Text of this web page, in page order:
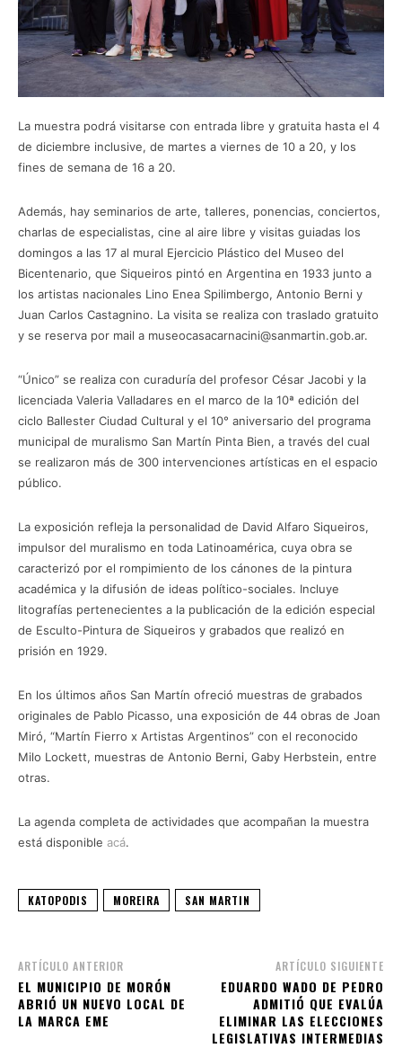
La muestra podrá visitarse con entrada libre y gratuita hasta el 4
de diciembre inclusive, de martes a viernes de 10 a 20, y los
fines de semana de 16 a 20.
Además, hay seminarios de arte, talleres, ponencias, conciertos,
charlas de especialistas, cine al aire libre y visitas guiadas los
domingos a las 17 al mural Ejercicio Plástico del Museo del
Bicentenario, que Siqueiros pintó en Argentina en 1933 junto a
los artistas nacionales Lino Enea Spilimbergo, Antonio Berni y
Juan Carlos Castagnino. La visita se realiza con traslado gratuito
y se reserva por mail a museocasacarnacini@sanmartin.gob.ar.
“Único” se realiza con curaduría del profesor César Jacobi y la
licenciada Valeria Valladares en el marco de la 10ª edición del
ciclo Ballester Ciudad Cultural y el 10° aniversario del programa
municipal de muralismo San Martín Pinta Bien, a través del cual
se realizaron más de 300 intervenciones artísticas en el espacio
público.
La exposición refleja la personalidad de David Alfaro Siqueiros,
impulsor del muralismo en toda Latinoamérica, cuya obra se
caracterizó por el rompimiento de los cánones de la pintura
académica y la difusión de ideas político-sociales. Incluye
litografías pertenecientes a la publicación de la edición especial
de Esculto-Pintura de Siqueiros y grabados que realizó en
prisión en 1929.
En los últimos años San Martín ofreció muestras de grabados
originales de Pablo Picasso, una exposición de 44 obras de Joan
Miró, “Martín Fierro x Artistas Argentinos” con el reconocido
Milo Lockett, muestras de Antonio Berni, Gaby Herbstein, entre
otras.
La agenda completa de actividades que acompañan la muestra
está disponible acá.
KATOPODIS MOREIRA SAN MARTIN
ARTÍCULO ANTERIOR
EL MUNICIPIO DE MORÓN
ABRIÓ UN NUEVO LOCAL DE
LA MARCA EME
ARTÍCULO SIGUIENTE
EDUARDO WADO DE PEDRO
ADMITIÓ QUE EVALÚA
ELIMINAR LAS ELECCIONES
LEGISLATIVAS INTERMEDIAS